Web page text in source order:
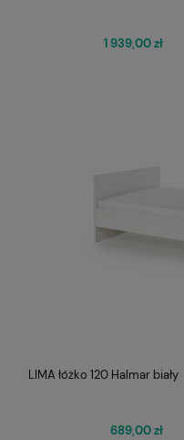
1 939,00 zł
LIMA łóżko 120 Halmar biały
689,00 zł